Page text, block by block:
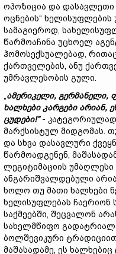
ოპოზიცია და
ოცნების“
სამაგიეროდ,
წარმოაჩინა უცხოელ
ჰომოსექსუალებად,
ქართველების, ანუ
უმრავლესობის გული.
„ამერიკელი, გერმანელი,
ხალხები კარგები არიან,
ცუდები!”-
მარქსისტულ მიდგომას.
და სხვა დასავლური
წარმოადგენენ,
ლეგიტიმაციის
ანგარიშვალდებული
ხოლო თუ მათი ხალხები
ხელისუფლებას ჩაერიონ
საქმეებში, შეცვალონ
სახელმწიფო
ბოლშევიკური
მაშასადამე, ეს ხალხებიც